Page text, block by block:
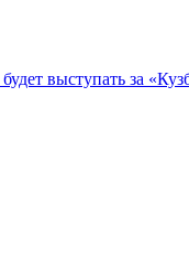
выступать за